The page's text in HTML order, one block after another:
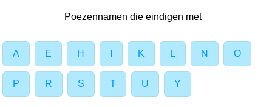
Poezennamen die eindigen met
A E H K L N O
P R S T U Y